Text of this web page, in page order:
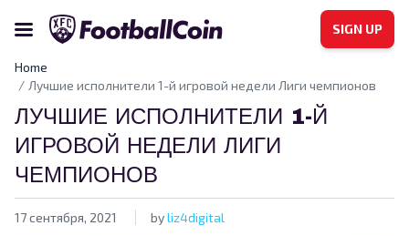
SIGN UP
Home
Лучшие исполнители 1-й игровой недели Лиги чемпионов
ЛУЧШИЕ ИСПОЛНИТЕЛИ 1-Й
ИГРОВОЙ НЕДЕЛИ ЛИГИ
ЧЕМПИОНОВ
17 сентября, 2021 byliz4digital